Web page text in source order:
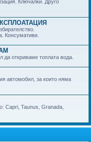
Ключалки. Друго
Консумативи.
откриваме топлата вода.
автомобил, за които няма
Capri, Taunus, Granada,